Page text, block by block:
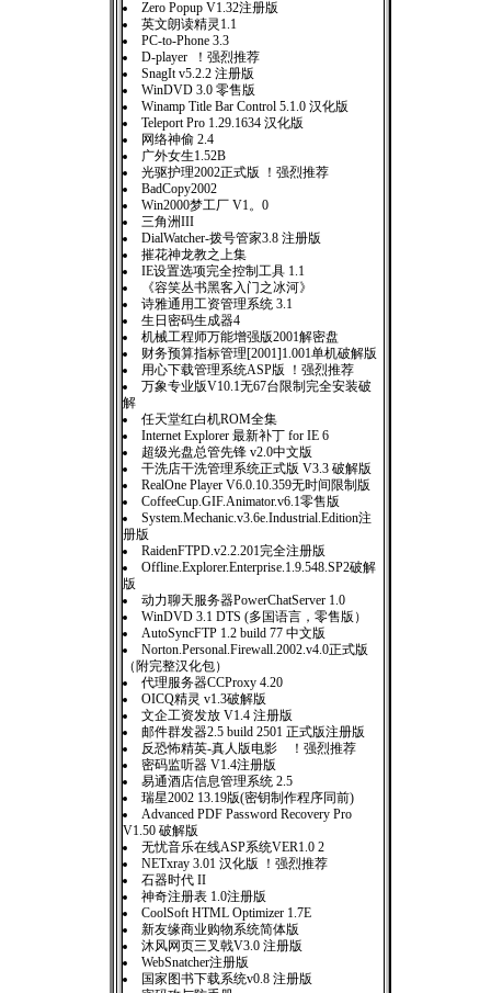
Zero Popup V1.32注册版
英文朗读精灵1.1
PC-to-Phone 3.3
D-player ！强烈推荐
SnagIt v5.2.2 注册版
WinDVD 3.0 零售版
Winamp Title Bar Control 5.1.0 汉化版
Teleport Pro 1.29.1634 汉化版
网络神偷 2.4
广外女生1.52B
光驱护理2002正式版 ！强烈推荐
BadCopy2002
Win2000梦工厂 V1。0
三角洲III
DialWatcher-拨号管家3.8 注册版
摧花神龙教之上集
IE设置选项完全控制工具 1.1
《容笑丛书黑客入门之冰河》
诗雅通用工资管理系统 3.1
生日密码生成器4
机械工程师万能增强版2001解密盘
财务预算指标管理[2001]1.001单机破解版
用心下载管理系统ASP版 ！强烈推荐
万象专业版V10.1无67台限制完全安装破
解
任天堂红白机ROM全集
Internet Explorer 最新补丁 for IE 6
超级光盘总管先锋 v2.0中文版
干洗店干洗管理系统正式版 V3.3 破解版
RealOne Player V6.0.10.359无时间限制版
CoffeeCup.GIF.Animator.v6.1零售版
System.Mechanic.v3.6e.Industrial.Edition注
册版
RaidenFTPD.v2.2.201完全注册版
Offline.Explorer.Enterprise.1.9.548.SP2破解
版
动力聊天服务器PowerChatServer 1.0
WinDVD 3.1 DTS (多国语言，零售版）
AutoSyncFTP 1.2 build 77 中文版
Norton.Personal.Firewall.2002.v4.0正式版
（附完整汉化包）
代理服务器CCProxy 4.20
OICQ精灵 v1.3破解版
文企工资发放 V1.4 注册版
邮件群发器2.5 build 2501 正式版注册版
反恐怖精英-真人版电影 ！强烈推荐
密码监听器 V1.4注册版
易通酒店信息管理系统 2.5
瑞星2002 13.19版(密钥制作程序同前)
Advanced PDF Password Recovery Pro
V1.50 破解版
无忧音乐在线ASP系统VER1.0 2
NETxray 3.01 汉化版 ！强烈推荐
石器时代 II
神奇注册表 1.0注册版
CoolSoft HTML Optimizer 1.7E
新友缘商业购物系统简体版
沐风网页三叉戟V3.0 注册版
WebSnatcher注册版
国家图书下载系统v0.8 注册版